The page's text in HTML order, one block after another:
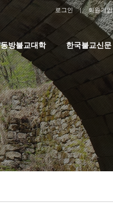
로그인 회원가입
동방불교대학 한국불교신문